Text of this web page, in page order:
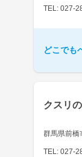
TEL: 027-
どこでも
クスリ
群馬県前橋
TEL: 027-